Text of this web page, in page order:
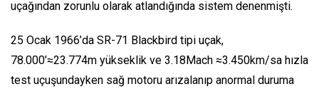
uçağından zorunlu olarak atlandığında sistem denenmişti.
25 Ocak 1966’da SR-71 Blackbird tipi uçak,
78.000’≈23.774m yükseklik ve 3.18Mach ≈3.450km/sa hızla
test uçuşundayken sağ motoru arızalanıp anormal duruma